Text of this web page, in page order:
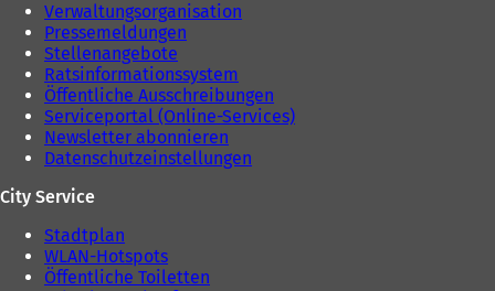
Verwaltungsorganisation
Pressemeldungen
Stellenangebote
Ratsinformationssystem
Öffentliche Ausschreibungen
Serviceportal (Online-Services)
Newsletter abonnieren
Datenschutzeinstellungen
City Service
Stadtplan
WLAN-Hotspots
Öffentliche Toiletten